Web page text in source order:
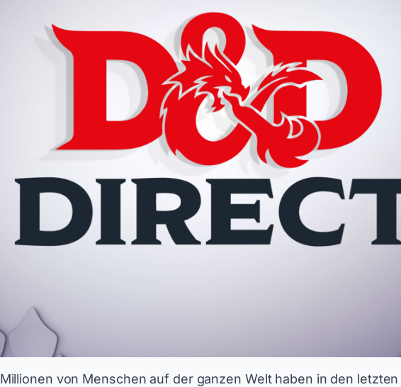
Millionen von Menschen auf der ganzen Welt haben in den